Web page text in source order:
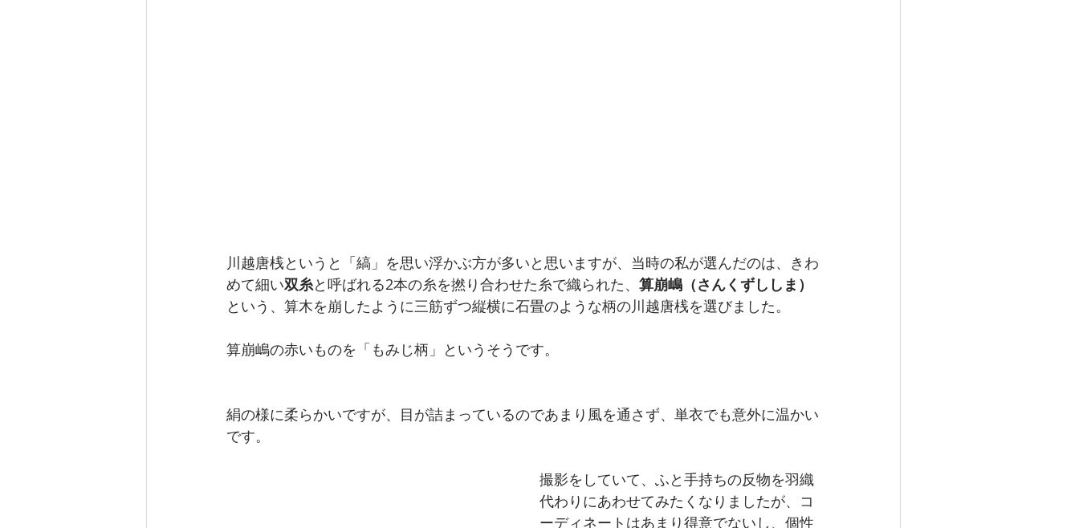
川越唐桟というと「縞」を思い浮かぶ方が多いと思いますが、当時の私が選んだのは、きわ
めて細い双糸と呼ばれる2本の糸を撚り合わせた糸で織られた、 算崩嶋（さんくずししま）
という、算木を崩したように三筋ずつ縦横に石畳のような柄の川越唐桟を選びました。
算崩嶋の赤いものを「もみじ柄」というそうです。
絹の様に柔らかいですが、目が詰まっているのであまり風を通さず、単衣でも意外に温かい
です。
撮影をしていて、ふと手持ちの反物を羽織
代わりにあわせてみたくなりましたが、コ
ーディネートはあまり得意でないし、個性